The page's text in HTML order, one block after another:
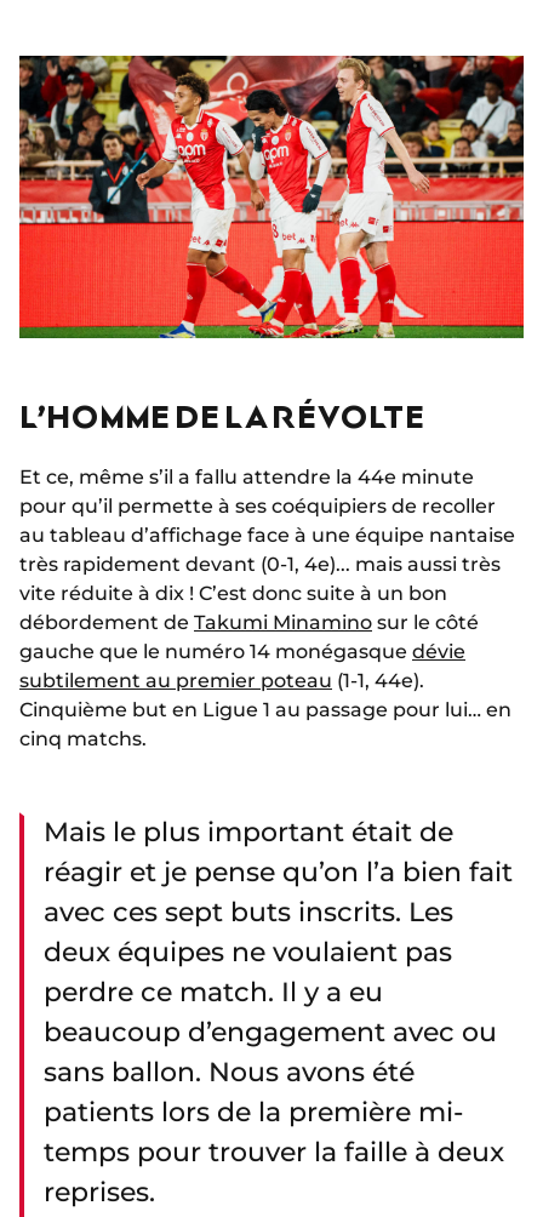
L’HOMME DE LA RÉVOLTE
Et ce, même s’il a fallu attendre la 44e minute
pour qu’il permette à ses coéquipiers de recoller
au tableau d’affichage face à une équipe nantaise
très rapidement devant (0-1, 4e)... mais aussi très
vite réduite à dix ! C’est donc suite à un bon
débordement de Takumi Minamino sur le côté
gauche que le numéro 14 monégasque dévie
subtilement au premier poteau (1-1, 44e).
Cinquième but en Ligue 1 au passage pour lui… en
cinq matchs.
Mais le plus important était de
réagir et je pense qu’on l’a bien fait
avec ces sept buts inscrits. Les
deux équipes ne voulaient pas
perdre ce match. Il y a eu
beaucoup d’engagement avec ou
sans ballon. Nous avons été
patients lors de la première mi-
temps pour trouver la faille à deux
reprises.